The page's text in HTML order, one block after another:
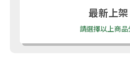
最新上架
請選擇以上商品